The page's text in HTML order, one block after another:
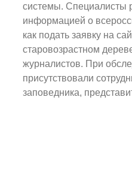
системы. Специалисты
информацией о
как подать заявку на
старовозрастном
журналистов. При
присутствовали
заповедника,